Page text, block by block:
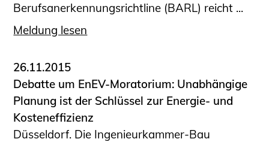
Berufsanerkennungsrichtline (BARL) reicht ...
Meldung lesen
26.11.2015
Debatte um EnEV-Moratorium: Unabhängige
Planung ist der Schlüssel zur Energie- und
Kosteneffizienz
Düsseldorf. Die Ingenieurkammer-Bau